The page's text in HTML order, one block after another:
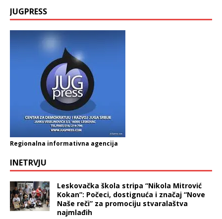
JUGPRESS
Regionalna informativna agencija
INETRVJU
Leskovačka škola stripa “Nikola Mitrović
Kokan”: Počeci, dostignuća i značaj “Nove
Naše reči” za promociju stvaralaštva
najmlađih